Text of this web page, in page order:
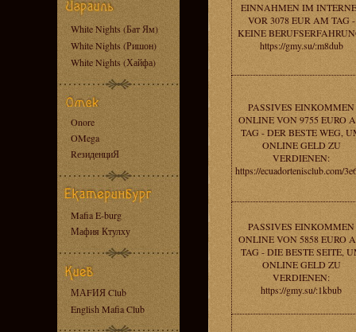
White Nights (Бат Ям)
White Nights (Ришон)
White Nights (Хайфа)
Onore
OMega
RезиденциЯ
Mafia E-burg
Мафия Ктулху
МАFИЯ Club
English Mafia Club
EINNAHMEN IM
VOR 3078 EUR AM TAG -
KEINE
https://gmy.su/:m8dub
PASSIVES EINKOMMEN
ONLINE VON 9755 EURO
TAG - DER BESTE WEG,
ONLINE GELD ZU
VERDIENEN:
https://ecuadortenisclub.com/
PASSIVES EINKOMMEN
ONLINE VON 5858 EURO
TAG - DIE BESTE SEITE,
ONLINE GELD ZU
VERDIENEN:
https://gmy.su/:1kbub